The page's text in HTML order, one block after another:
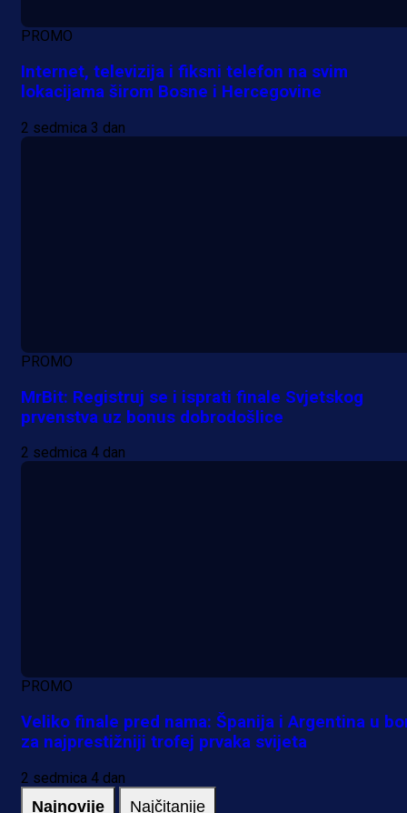
PROMO
Internet, televizija i fiksni telefon na svim
lokacijama širom Bosne i Hercegovine
2 sedmica 3 dan
PROMO
MrBit: Registruj se i isprati finale Svjetskog
prvenstva uz bonus dobrodošlice
2 sedmica 4 dan
PROMO
Veliko finale pred nama: Španija i Argentina u
za najprestižniji trofej prvaka svijeta
2 sedmica 4 dan
Najnovije Najčitanije